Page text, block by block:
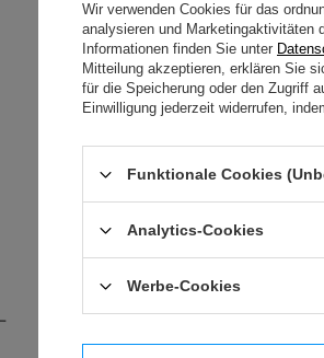
179,00 €
Wir verwenden Cookies für das
analysieren und Marketingaktivitäten
Informationen finden Sie unter
Mitteilung akzeptieren, erklären Sie
für die Speicherung oder den Zugriff
Einwilligung jederzeit widerrufen,
Funktionale Cookies
Analytics-Cookies
Werbe-Cookies